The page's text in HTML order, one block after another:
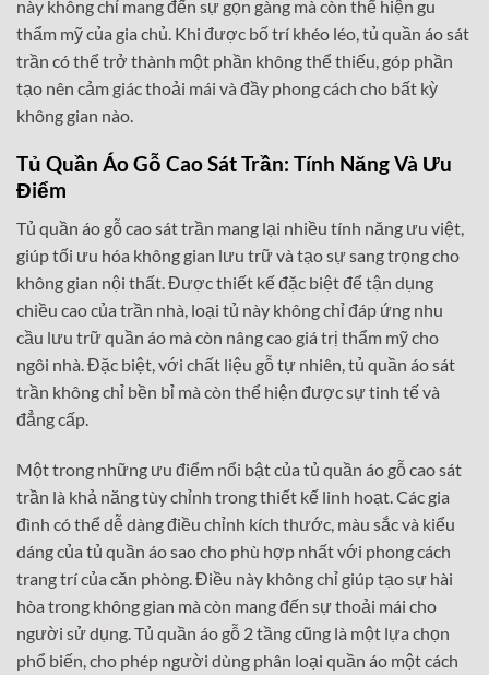
này không chỉ mang đến sự gọn gàng mà còn thể hiện gu
thẩm mỹ của gia chủ. Khi được bố trí khéo léo, tủ quần áo sát
trần có thể trở thành một phần không thể thiếu, góp phần
tạo nên cảm giác thoải mái và đầy phong cách cho bất kỳ
không gian nào.
Tủ Quần Áo Gỗ Cao Sát Trần: Tính Năng Và Ưu
Điểm
Tủ quần áo gỗ cao sát trần mang lại nhiều tính năng ưu việt,
giúp tối ưu hóa không gian lưu trữ và tạo sự sang trọng cho
không gian nội thất. Được thiết kế đặc biệt để tận dụng
chiều cao của trần nhà, loại tủ này không chỉ đáp ứng nhu
cầu lưu trữ quần áo mà còn nâng cao giá trị thẩm mỹ cho
ngôi nhà. Đặc biệt, với chất liệu gỗ tự nhiên, tủ quần áo sát
trần không chỉ bền bỉ mà còn thể hiện được sự tinh tế và
đẳng cấp.
Một trong những ưu điểm nổi bật của tủ quần áo gỗ cao sát
trần là khả năng tùy chỉnh trong thiết kế linh hoạt. Các gia
đình có thể dễ dàng điều chỉnh kích thước, màu sắc và kiểu
dáng của tủ quần áo sao cho phù hợp nhất với phong cách
trang trí của căn phòng. Điều này không chỉ giúp tạo sự hài
hòa trong không gian mà còn mang đến sự thoải mái cho
người sử dụng. Tủ quần áo gỗ 2 tầng cũng là một lựa chọn
phổ biến, cho phép người dùng phân loại quần áo một cách